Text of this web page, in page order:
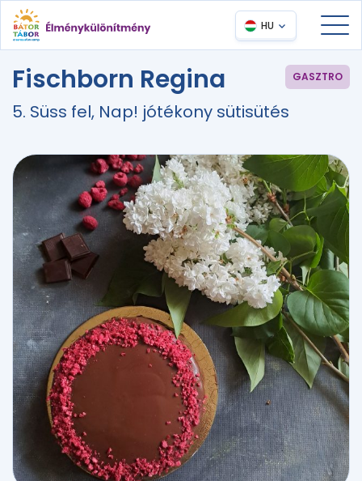
HU
Fischborn Regina GASZTRO
5. Süss fel, Nap! jótékony sütisütés